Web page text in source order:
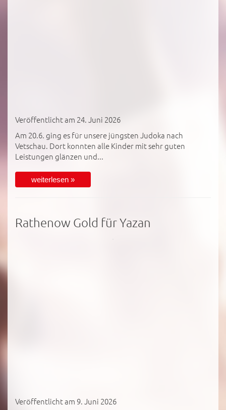
Veröffentlicht am 24. Juni 2026
Am 20.6. ging es für unsere jüngsten Judoka nach
Vetschau. Dort konnten alle Kinder mit sehr guten
Leistungen glänzen und...
weiterlesen »
Rathenow Gold für Yazan
Veröffentlicht am 9. Juni 2026